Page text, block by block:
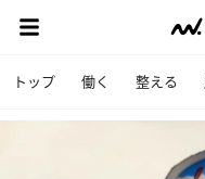
トップ 働く 整える